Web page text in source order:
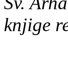
knjige